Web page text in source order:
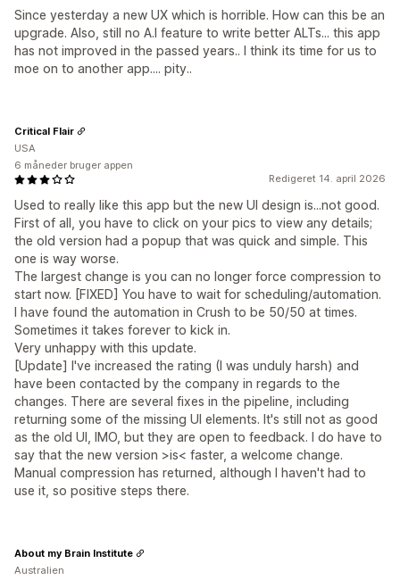
Since yesterday a new UX which is horrible. How can this be an
upgrade. Also, still no A.I feature to write better ALTs... this app
has not improved in the passed years.. I think its time for us to
moe on to another app.... pity..
Redigeret 14. april 2026
Used to really like this app but the new UI design is...not good.
First of all, you have to click on your pics to view any details;
the old version had a popup that was quick and simple. This
one is way worse.
The largest change is you can no longer force compression to
start now. [FIXED] You have to wait for scheduling/automation.
I have found the automation in Crush to be 50/50 at times.
Sometimes it takes forever to kick in.
Very unhappy with this update.
[Update] I've increased the rating (I was unduly harsh) and
have been contacted by the company in regards to the
changes. There are several fixes in the pipeline, including
returning some of the missing UI elements. It's still not as good
as the old UI, IMO, but they are open to feedback. I do have to
say that the new version >is< faster, a welcome change.
Manual compression has returned, although I haven't had to
use it, so positive steps there.
Critical Flair
USA
6 måneder bruger appen
About my Brain Institute
Australien